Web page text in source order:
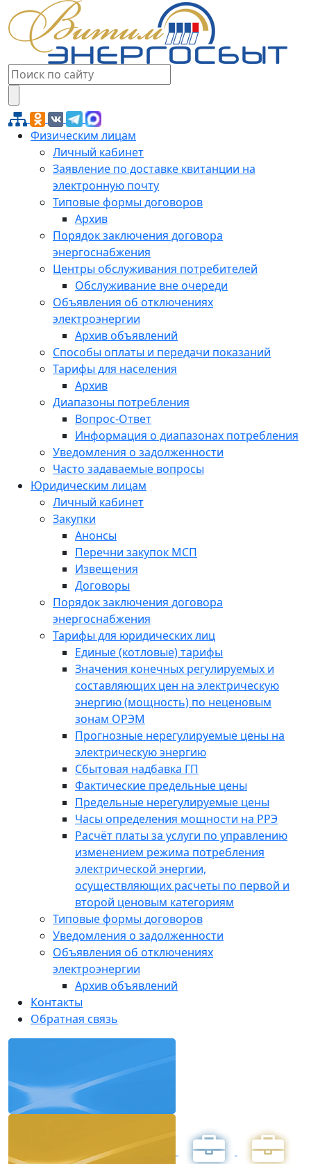
Физическим лицам
Личный кабинет
Заявление по доставке квитанции на
электронную почту
Типовые формы договоров
Архив
Порядок заключения договора
энергоснабжения
Центры обслуживания потребителей
Обслуживание вне очереди
Объявления об отключениях
электроэнергии
Архив объявлений
Способы оплаты и передачи показаний
Тарифы для населения
Архив
Диапазоны потребления
Вопрос-Ответ
Информация о диапазонах потребления
Уведомления о задолженности
Часто задаваемые вопросы
Юридическим лицам
Личный кабинет
Закупки
Анонсы
Перечни закупок МСП
Извещения
Договоры
Порядок заключения договора
энергоснабжения
Тарифы для юридических лиц
Единые (котловые) тарифы
Значения конечных регулируемых и
составляющих цен на электрическую
энергию (мощность) по неценовым
зонам ОРЭМ
Прогнозные нерегулируемые цены на
электрическую энергию
Сбытовая надбавка ГП
Фактические предельные цены
Предельные нерегулируемые цены
Часы определения мощности на РРЭ
Расчёт платы за услуги по управлению
изменением режима потребления
электрической энергии,
осуществляющих расчеты по первой и
второй ценовым категориям
Типовые формы договоров
Уведомления о задолженности
Объявления об отключениях
электроэнергии
Архив объявлений
Контакты
Обратная связь